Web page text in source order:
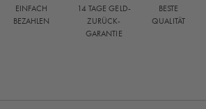
EINFACH
BEZAHLEN
14 TAGE GELD-
ZURÜCK-
GARANTIE
BESTE
QUALITÄT